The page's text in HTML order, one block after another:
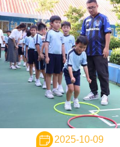
2025-10-09